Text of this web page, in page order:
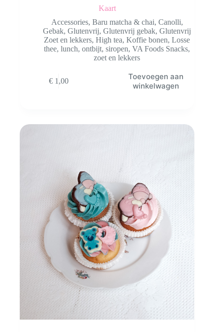
Kaart
Accessories, Baru matcha & chai, Canolli,
Gebak,Glutenvrij,Glutenvrij gebak,Glutenvrij
Zoet en lekkers,High tea,Koffie bonen,Losse
thee,lunch,ontbijt,siropen,VA Foods Snacks,
zoet en lekkers
€1,00
Toevoegen aan
winkelwagen